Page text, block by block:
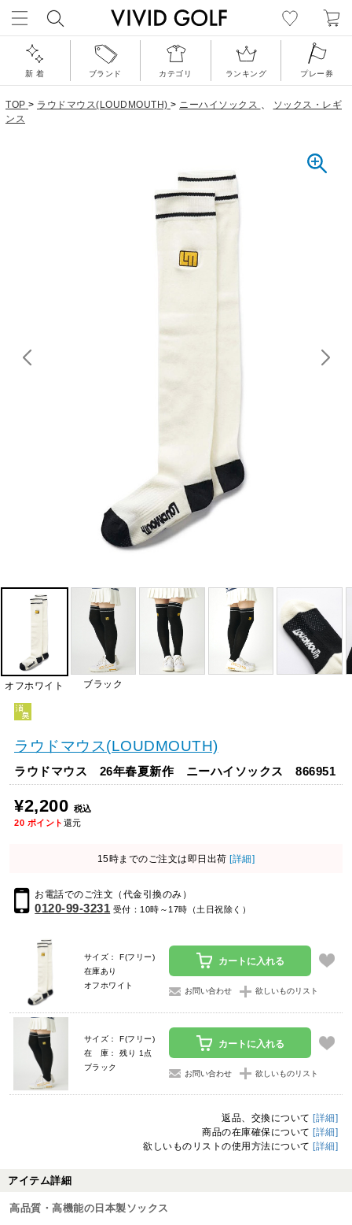
新 着 ブランド カテゴリ ランキング プレー券
TOP > ラウドマウス(LOUDMOUTH) > ニーハイソックス 、
ソックス・レギ
ンス
オフホワイト ブラック
ラウドマウス(LOUDMOUTH)
ラウドマウス 26年春夏新作 ニーハイソックス 866951
¥2,200 税込
20 ポイント 還元
15時までのご注文は即日出荷 [詳細]
お電話でのご注文（代金引換のみ）
0120-99-3231 受付：10時～17時（土日祝除く）
サイズ： F(フリー)
在庫あり
オフホワイト
カートに入れる
お問い合わせ 欲しいものリスト
サイズ： F(フリー)
在 庫： 残り 1点
ブラック
カートに入れる
お問い合わせ 欲しいものリスト
返品、交換について [詳細]
商品の在庫確保について [詳細]
欲しいものリストの使用方法について [詳細]
アイテム詳細
高品質・高機能の日本製ソックス